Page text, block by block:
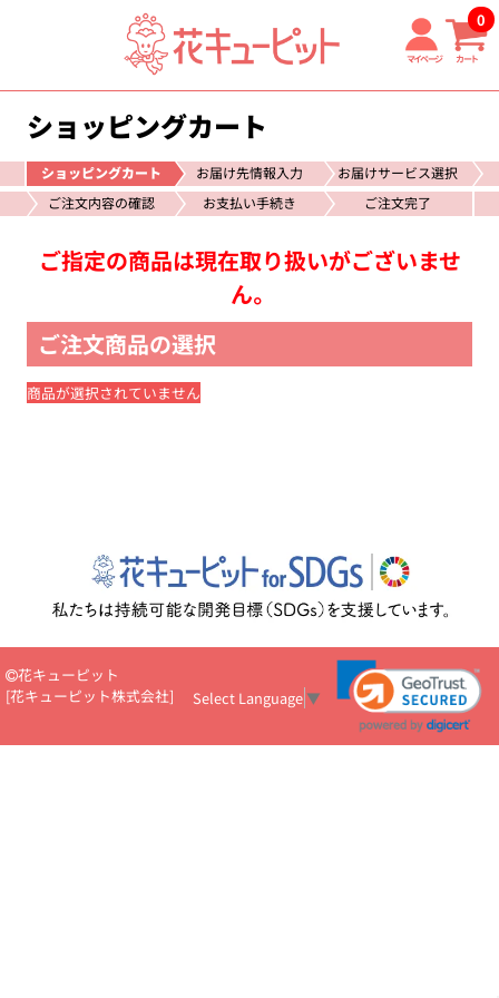
マイページ カート
0
ショッピングカート
ショッピングカート お届け先情報入力
お届けサービス選択
ご注文内容の確認
お支払い手続き ご注文完了
ご指定の商品は現在取り扱いがございませ
ん。
ご注文商品の選択
商品が選択されていません
花キューピット
[花キューピット株式会社] Select Language▼